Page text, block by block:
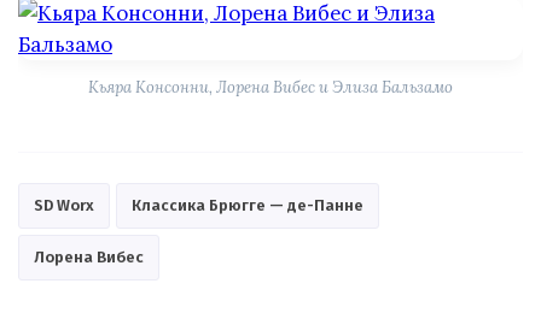
Кьяра Консонни, Лорена Вибес и Элиза Бальзамо
SD Worx Классика Брюгге — де-Панне
Лорена Вибес